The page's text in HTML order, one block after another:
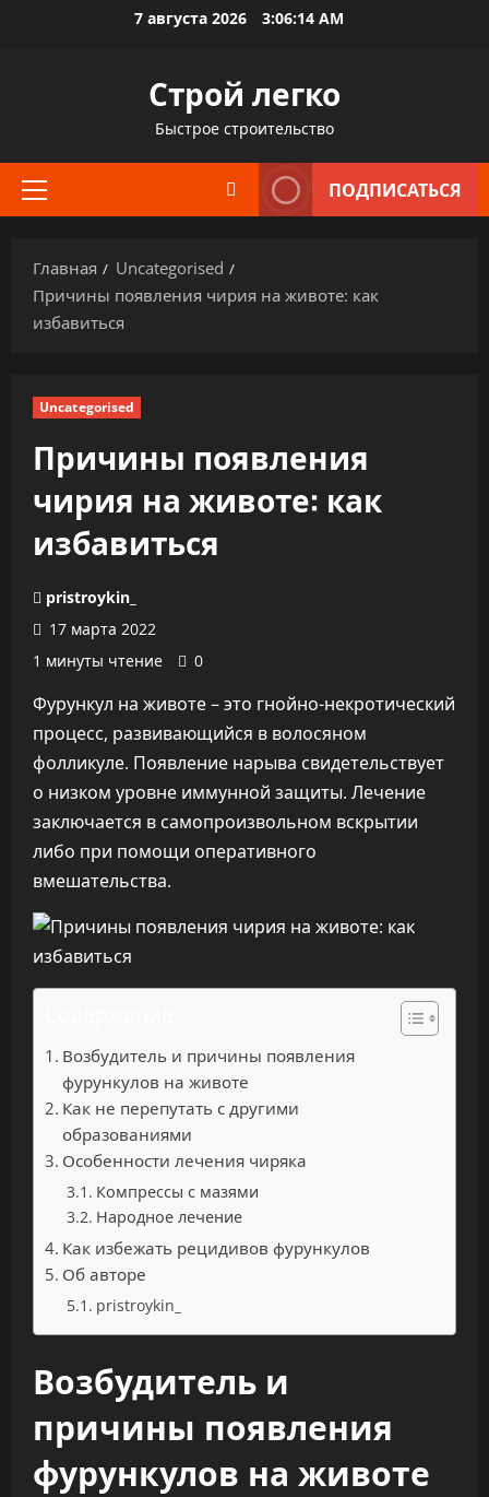
7 августа 2026 3:06:15 AM
Строй легко
Быстрое строительство
Основное
ПОДПИСАТЬСЯ
Главная
Uncategorised
Причины появления чирия на животе: как
избавиться
Uncategorised
Причины появления
чирия на животе: как
избавиться
pristroykin_
17 марта 2022
1 минуты чтение
0
Фурункул на животе – это гнойно-некротический
процесс, развивающийся в волосяном
фолликуле. Появление нарыва свидетельствует
о низком уровне иммунной защиты. Лечение
заключается в самопроизвольном вскрытии
либо при помощи оперативного
вмешательства.
Возбудитель и причины появления
фурункулов на животе
Как не перепутать с другими
образованиями
Особенности лечения чиряка
Компрессы с мазями
Народное лечение
Как избежать рецидивов фурункулов
Об авторе
pristroykin_
Возбудитель и
причины появления
фурункулов на животе